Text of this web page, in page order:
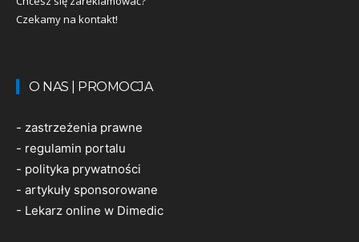
Czekamy na kontakt!
O NAS | PROMOCJA
- zastrzeżenia prawne
- regulamin portalu
- polityka prywatności
- artykuły sponsorowane
- Lekarz online w Dimedic